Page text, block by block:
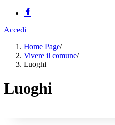
Accedi
Home Page/
Vivere il comune/
Luoghi
Luoghi